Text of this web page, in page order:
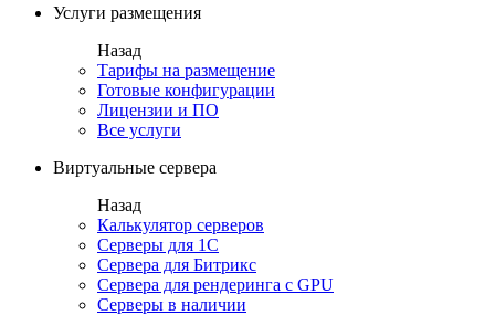
Услуги размещения
Назад
Тарифы на размещение
Готовые конфигурации
Лицензии и ПО
Все услуги
Виртуальные сервера
Назад
Калькулятор серверов
Серверы для 1С
Сервера для Битрикс
Сервера для рендеринга с GPU
Серверы в наличии